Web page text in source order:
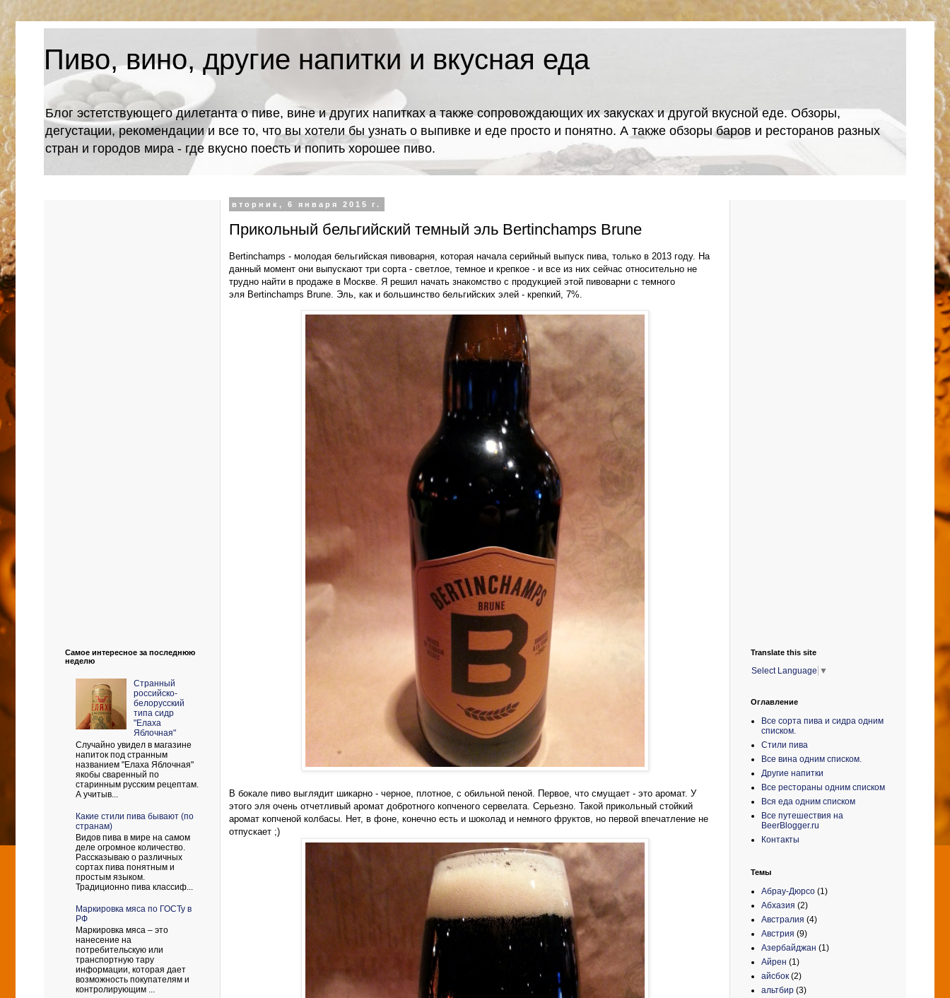
Пиво, вино, другие напитки и вкусная еда
Блог эстетствующего дилетанта о пиве, вине и других напитках а также сопровождающих их закусках и другой вкусной еде. Обзоры,
дегустации, рекомендации и все то, что вы хотели бы узнать о выпивке и еде просто и понятно. А также обзоры баров и ресторанов разных
стран и городов мира - где вкусно поесть и попить хорошее пиво.
вторник, 6 января 2015 г.
Прикольный бельгийский темный эль Bertinchamps Brune
Bertinchamps - молодая бельгийская пивоварня, которая начала серийный выпуск пива, только в 2013 году. На
данный момент они выпускают три сорта - светлое, темное и крепкое - и все из них сейчас относительно не
трудно найти в продаже в Москве. Я решил начать знакомство с продукцией этой пивоварни с темного
эля Bertinchamps Brune. Эль, как и большинство бельгийских элей - крепкий, 7%.
В бокале пиво выглядит шикарно - черное, плотное, с обильной пеной. Первое, что смущает - это аромат. У
этого эля очень отчетливый аромат добротного копченого сервелата. Серьезно. Такой прикольный стойкий
аромат копченой колбасы. Нет, в фоне, конечно есть и шоколад и немного фруктов, но первой впечатление не
отпускает ;)
Самое интересное за последнюю
неделю
Странный
российско-
белорусский
типа сидр
"Елаха
Яблочная"
Случайно увидел в магазине
напиток под странным
названием "Елаха Яблочная"
якобы сваренный по
старинным русским рецептам.
А учитыв...
Какие стили пива бывают (по
странам)
Видов пива в мире на самом
деле огромное количество.
Рассказываю о различных
сортах пива понятным и
простым языком.
Традиционно пива классиф...
Маркировка мяса по ГОСТу в
РФ
Маркировка мяса – это
нанесение на
потребительскую или
транспортную тару
информации, которая дает
возможность покупателям и
контролирующим ...
Translate this site
Select Language ▼
Оглавление
Все сорта пива и сидра одним
списком.
Стили пива
Все вина одним списком.
Другие напитки
Все рестораны одним списком
Вся еда одним списком
Все путешествия на
BeerBlogger.ru
Контакты
Темы
Абрау-Дюрсо (1)
Абхазия (2)
Австралия (4)
Австрия (9)
Азербайджан (1)
Айрен (1)
айсбок (2)
альтбир (3)